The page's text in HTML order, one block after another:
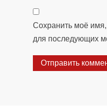
Сохранить моё
для последующих